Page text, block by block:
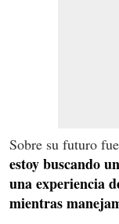
Sobre su futuro
estoy buscando
una experiencia
mientras